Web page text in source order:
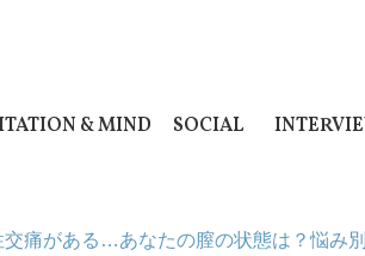
& MIND SOCIAL
痛がある…あなたの膣の状態は？悩み